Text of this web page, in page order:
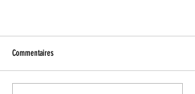
Label clef verte
Commentaires